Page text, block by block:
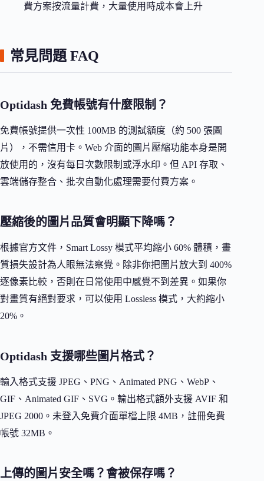
費方案按流量計費，大量使用時成本會上升
常見問題 FAQ
Optidash 免費帳號有什麼限制？
免費帳號提供一次性 100MB 的測試額度（約 500 張圖
片），不需信用卡。Web 介面的圖片壓縮功能本身是開
放使用的，沒有每日次數限制或浮水印。但 API 存取、
雲端儲存整合、批次自動化處理需要付費方案。
壓縮後的圖片品質會明顯下降嗎？
根據官方文件，Smart Lossy 模式平均縮小 60% 體積，畫
質損失設計為人眼無法察覺。除非你把圖片放大到 400%
逐像素比較，否則在日常使用中感覺不到差異。如果你
對畫質有絕對要求，可以使用 Lossless 模式，大約縮小
20%。
Optidash 支援哪些圖片格式？
輸入格式支援 JPEG、PNG、Animated PNG、WebP、
GIF、Animated GIF、SVG。輸出格式額外支援 AVIF 和
JPEG 2000。未登入免費介面單檔上限 4MB，註冊免費
帳號 32MB。
上傳的圖片安全嗎？會被保存嗎？